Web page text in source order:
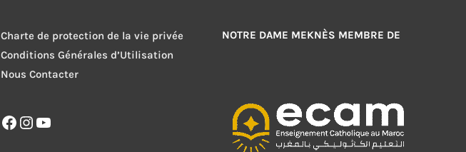
Charte de protection de la vie privée
Conditions Générales d’Utilisation
Nous Contacter
Facebook
Instagram
YouTube
NOTRE DAME MEKNÈS MEMBRE DE